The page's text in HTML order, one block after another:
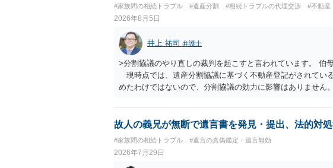
#家族間の相続トラブル #遺産分割 #相続トラブルの代理交渉 #不動産
2026年8月5日
井上 祐司 弁護士
>分割協議のやり直しの裁判を起こすと言われています。 伯
現時点では、遺産分割協議に基づく不動産登記がされてい
めたわけではないので、分割協議の効力に影響はありませ
りますが、 ・伯母様自身が分割協議に加わっていること ・
益が誰にあったかの立証が困難であること からすると、実
故人の義兄が無断で遺言書を発見・提出、法的対処
#家族間の相続トラブル #遺言の真偽鑑定・遺言無効
2026年7月29日